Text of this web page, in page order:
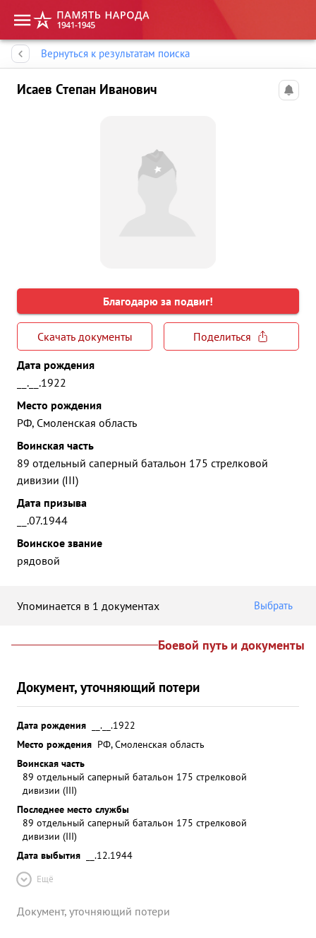
Вернуться к результатам поиска
Исаев Степан Иванович
Благодарю за подвиг!
Скачать документы
Поделиться
Дата рождения
__.__.1922
Место рождения
РФ, Смоленская область
Воинская часть
89 отдельный саперный батальон 175 стрелковой
дивизии (III)
Дата призыва
__.07.1944
Воинское звание
рядовой
Упоминается в 1 документах Выбрать
Боевой путь и документы
Документ, уточняющий потери
Дата рождения
__.__.1922
Место рождения РФ, Смоленская область
Воинская часть
89 отдельный саперный батальон 175 стрелковой
дивизии (III)
Последнее место службы
89 отдельный саперный батальон 175 стрелковой
дивизии (III)
Дата выбытия
__.12.1944
Ещё
Документ, уточняющий потери
Память народа